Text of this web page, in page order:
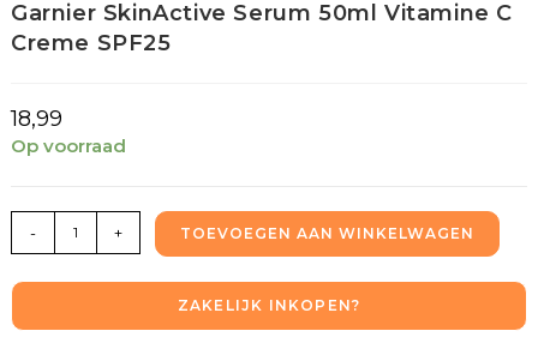
Garnier SkinActive Serum 50ml Vitamine C
Creme SPF25
18,99
Op voorraad
- + TOEVOEGEN AAN WINKELWAGEN
ZAKELIJK INKOPEN?